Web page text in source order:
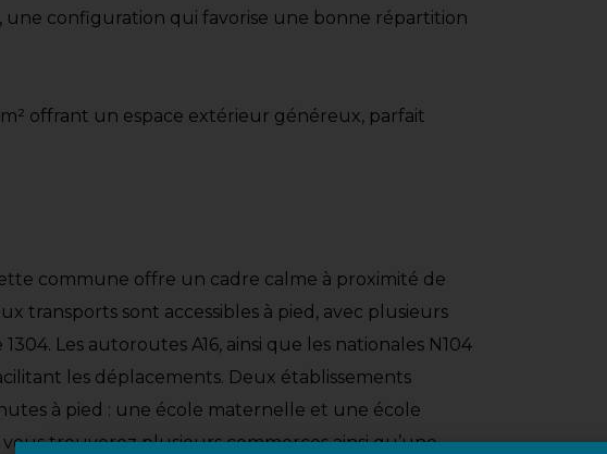
une configuration qui favorise une bonne répartition
offrant un espace extérieur généreux, parfait
commune offre un cadre calme à proximité de
transports sont accessibles à pied, avec plusieurs
Les autoroutes A16, ainsi que les nationales N104
les déplacements. Deux établissements
à pied : une école maternelle et une école
trouverez plusieurs commerces ainsi qu’une